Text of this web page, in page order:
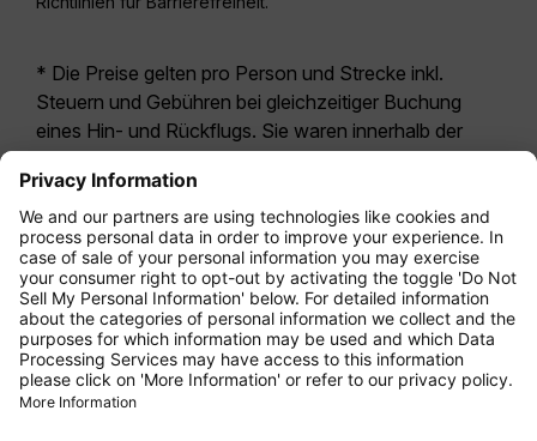
* Die Preise gelten pro Person und Strecke inkl.
Steuern und Gebühren bei gleichzeitiger Buchung
eines Hin- und Rückflugs. Sie waren innerhalb der
möglicherweise nicht mehr aktuell. Bei den für die
Economy Class angegebenen Tarifen handelt es
sich i.d.R. um Economy Zero, unsere restriktivste
Tarifoption. Es können hierfür zusätzliche Gebühren
fürAufgabegepäckoder für andere optionale
Leistungen anfallen. Es gelten dieAllgemeinen
Geschäftsbedingungen .